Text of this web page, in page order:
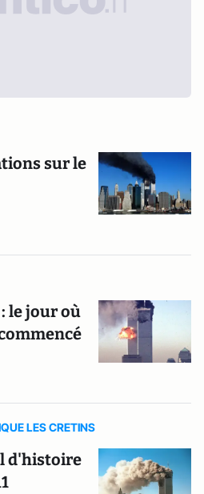
sur le
le jour où
LES CRETINS
d'histoire